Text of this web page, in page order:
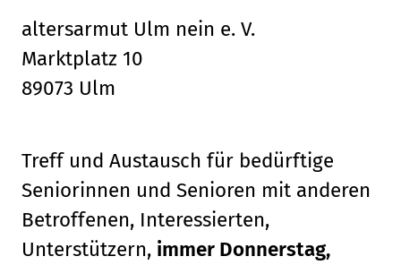
altersarmut Ulm nein e. V.
Marktplatz 10
89073 Ulm
Treff und Austausch für bedürftige
Seniorinnen und Senioren mit anderen
Betroffenen, Interessierten,
Unterstützern, immer Donnerstag,